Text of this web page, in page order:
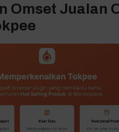
Omset Jualan